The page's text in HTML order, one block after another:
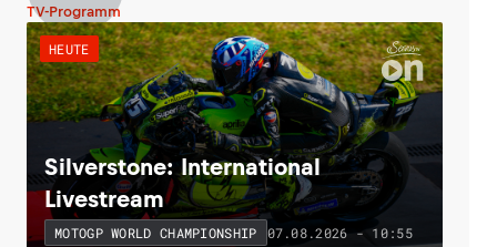
TV-Programm
HEUTE
Silverstone: International
Livestream
MOTOGP WORLD CHAMPIONSHIP 07.08.2026 - 10:55